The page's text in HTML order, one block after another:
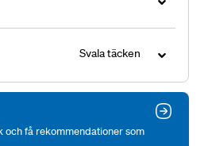
Svala täcken
få rekommendationer som